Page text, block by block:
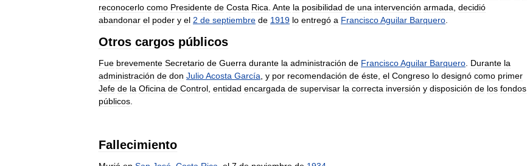
reconocerlo como Presidente de Costa Rica Ante la posibilidad de una intervención armada decidió
abandonar el poder y el 2 de septiembre de 1919 lo entregó a FranciscoAguilar Barquero
Otros cargos públicos
Fue brevemente Secretario de Guerra durante la administración de FranciscoAguilar Barquero Durante la
administración de don JulioAcosta García y por recomendación de éste el Congreso lo designó como primer
Jefe de la Oficina de Control entidad encargada de supervisar la correcta inversión y disposición de los fondos
públicos
Fallecimiento